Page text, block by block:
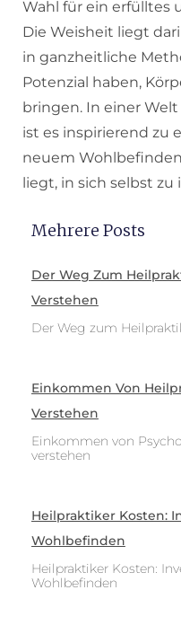
Wahl für ein erfülltes
Die Weisheit liegt
in ganzheitliche
Potenzial haben,
bringen. In einer
ist es inspirierend zu
neuem
liegt, in sich selbst zu
Mehrere Posts
Der Weg Zum
Verstehen
Der Weg zum
Einkommen Von
Verstehen
Einkommen von
verstehen
Heilpraktiker Kosten:
Wohlbefinden
Heilpraktiker Kosten:
Wohlbefinden